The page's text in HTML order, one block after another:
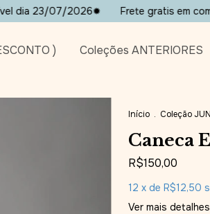
2026✹ Frete gratis em compras acima
) Coleções ANTERIORES
Início . Coleção
Caneca
R$150,00
12 x de R$12,50
Ver mais detalhes